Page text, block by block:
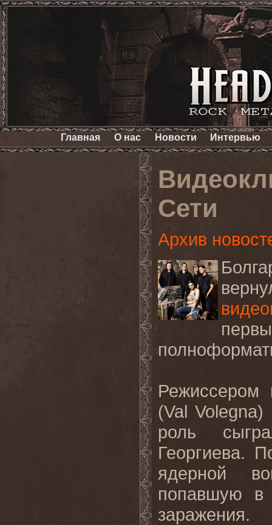
Главная О нас Новости Интервью
Сети
Архив
Режиссером
(Val
роль
Георгиева.
ядерной
попавшую в
заражения.